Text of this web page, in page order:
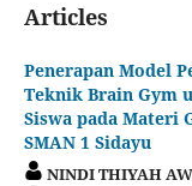
Articles
Penerapan Model
Teknik Brain Gym
Siswa pada Materi
SMAN 1 Sidayu
NINDI THIYAH